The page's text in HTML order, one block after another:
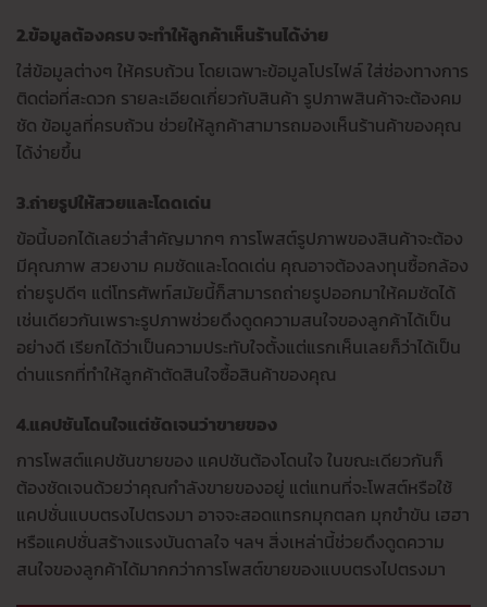
2.ข้อมูลต้องครบ จะทำให้ลูกค้าเห็นร้านได้ง่าย
ใส่ข้อมูลต่างๆ ให้ครบถ้วน โดยเฉพาะข้อมูลโปรไฟล์ ใส่ช่องทางการ
ติดต่อที่สะดวก รายละเอียดเกี่ยวกับสินค้า รูปภาพสินค้าจะต้องคม
ชัด ข้อมูลที่ครบถ้วน ช่วยให้ลูกค้าสามารถมองเห็นร้านค้าของคุณ
ได้ง่ายขึ้น
3.ถ่ายรูปให้สวยและโดดเด่น
ข้อนี้บอกได้เลยว่าสำคัญมากๆ การโพสต์รูปภาพของสินค้าจะต้อง
มีคุณภาพ สวยงาม คมชัดและโดดเด่น คุณอาจต้องลงทุนซื้อกล้อง
ถ่ายรูปดีๆ แต่โทรศัพท์สมัยนี้ก็สามารถถ่ายรูปออกมาให้คมชัดได้
เช่นเดียวกันเพราะรูปภาพช่วยดึงดูดความสนใจของลูกค้าได้เป็น
อย่างดี เรียกได้ว่าเป็นความประทับใจตั้งแต่แรกเห็นเลยก็ว่าได้เป็น
ด่านแรกที่ทำให้ลูกค้าตัดสินใจซื้อสินค้าของคุณ
4.แคปชันโดนใจแต่ชัดเจนว่าขายของ
การโพสต์แคปชันขายของ แคปชันต้องโดนใจ ในขณะเดียวกันก็
ต้องชัดเจนด้วยว่าคุณกำลังขายของอยู่ แต่แทนที่จะโพสต์หรือใช้
แคปชั่นแบบตรงไปตรงมา อาจจะสอดแทรกมุกตลก มุกขำขัน เฮฮา
หรือแคปชั่นสร้างแรงบันดาลใจ ฯลฯ สิ่งเหล่านี้ช่วยดึงดูดความ
สนใจของลูกค้าได้มากกว่าการโพสต์ขายของแบบตรงไปตรงมา